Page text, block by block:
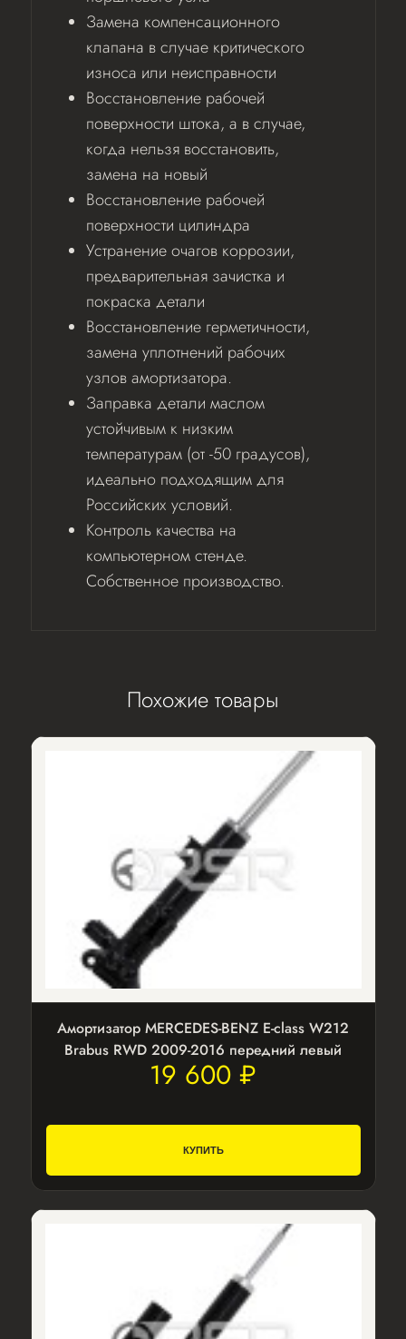
Замена компенсационного
клапана в случае критического
износа или неисправности
Восстановление рабочей
поверхности штока, а в случае,
когда нельзя восстановить,
замена на новый
Восстановление рабочей
поверхности цилиндра
Устранение очагов коррозии,
предварительная зачистка и
покраска детали
Восстановление герметичности,
замена уплотнений рабочих
узлов амортизатора.
Заправка детали маслом
устойчивым к низким
температурам (от -50 градусов),
идеально подходящим для
Российских условий.
Контроль качества на
компьютерном стенде.
Собственное производство.
Похожие товары
Амортизатор MERCEDES-BENZ E-class W212
Brabus RWD 2009-2016 передний левый
19 600 ₽
КУПИТЬ